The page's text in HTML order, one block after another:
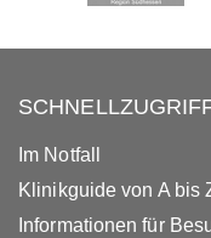
Im Notfall
Klinikguide von A bis
Informationen für